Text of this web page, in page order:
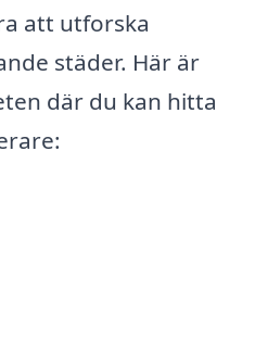
att utforska
städer. Här är
där du kan hitta